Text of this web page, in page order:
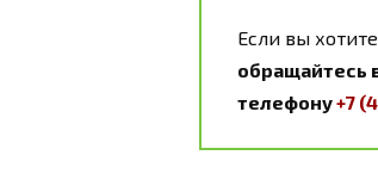
Если вы хотите
обращайтесь
телефону+7